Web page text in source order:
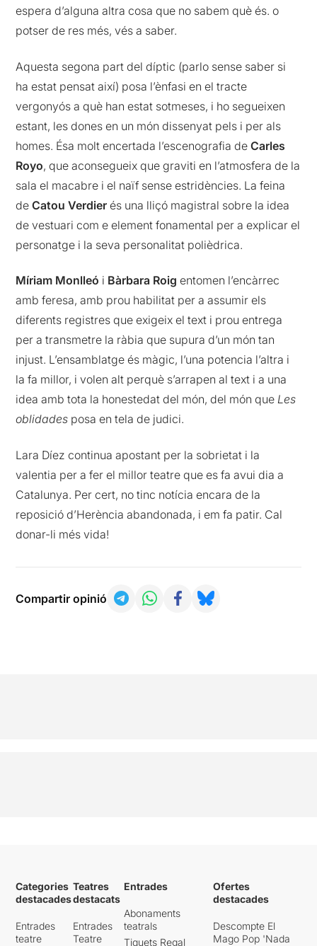
espera d’alguna altra cosa que no sabem què és. o
potser de res més, vés a saber.
Aquesta segona part del díptic (parlo sense saber si
ha estat pensat així) posa l’ènfasi en el tracte
vergonyós a què han estat sotmeses, i ho segueixen
estant, les dones en un món dissenyat pels i per als
homes. Ésa molt encertada l’escenografia deCarles
Royo, que aconsegueix que graviti en l’atmosfera de la
sala el macabre i el naïf sense estridències. La feina
deCatou Verdier és una lliçó magistral sobre la idea
de vestuari com e element fonamental per a explicar el
personatge i la seva personalitat polièdrica.
Míriam Monlleó i Bàrbara Roig entomen l’encàrrec
amb feresa, amb prou habilitat per a assumir els
diferents registres que exigeix el text i prou entrega
per a transmetre la ràbia que supura d’un món tan
injust. L’ensamblatge és màgic, l’una potencia l’altra i
la fa millor, i volen alt perquè s’arrapen al text i a una
idea amb tota la honestedat del món, del món queLes
oblidades posa en tela de judici.
Lara Díez continua apostant per la sobrietat i la
valentia per a fer el millor teatre que es fa avui dia a
Catalunya. Per cert, no tinc notícia encara de la
reposició d’Herència abandonada, i em fa patir. Cal
donar-li més vida!
Compartir opinió
Categories
destacades
Entrades
teatre
Teatres
destacats
Entrades
Teatre
Entrades
Abonaments
teatrals
Tiquets Regal
Ofertes
destacades
Descompte El
Mago Pop 'Nada